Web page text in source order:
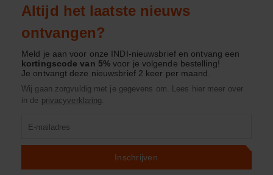
Altijd het laatste nieuws
ontvangen?
Meld je aan voor onze INDI-nieuwsbrief en ontvang een
kortingscode van 5%voor je volgende bestelling!
Je ontvangt deze nieuwsbrief 2 keer per maand.
Wij gaan zorgvuldig met je gegevens om. Lees hier meer over
in de privacyverklaring.
Inschrijven